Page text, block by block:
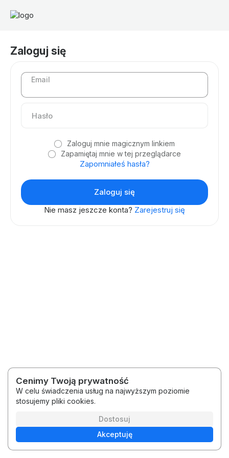
Zaloguj się
Email
Zaloguj mnie magicznym linkiem
Zapamiętaj mnie w tej przeglądarce
Zapomniałeś hasła?
Nie masz jeszcze konta? Zarejestruj się
RegulaminPolityka prywatności
Cenimy Twoją prywatność
W celu świadczenia usług na najwyższym poziomie
stosujemy pliki cookies.
Dostosuj
Akceptuję